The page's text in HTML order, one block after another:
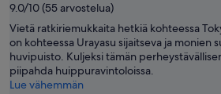
9.0/10 (55 arvostelua)
Vietä ratkiriemukkaita hetkiä kohteessa
on kohteessa Urayasu sijaitseva ja monien
huvipuisto. Kuljeksi tämän
piipahda huippuravintoloissa.
Lue vähemmän